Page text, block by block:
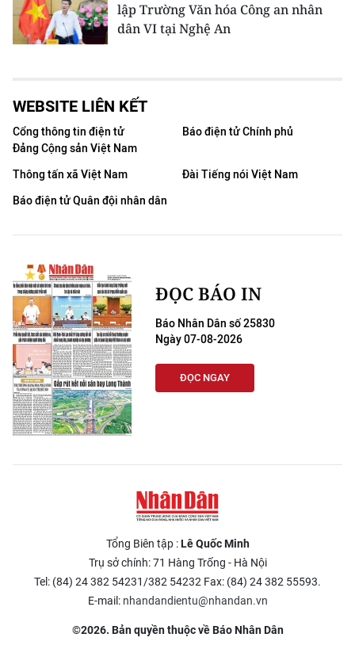
lập Trường Văn hóa Công an nhân
dân VI tại Nghệ An
WEBSITE LIÊN KẾT
Cổng thông tin điện tử
Đảng Cộng sản Việt Nam
Báo điện tử Chính phủ
Thông tấn xã Việt Nam
Đài Tiếng nói Việt Nam
Báo điện tử Quân đội nhân dân
ĐỌC BÁO IN
Báo Nhân Dân số 25830
Ngày 07-08-2026
ĐỌC NGAY
Tổng Biên tập :Lê Quốc Minh
Trụ sở chính: 71 Hàng Trống - Hà Nội
Tel: (84) 24 382 54231/382 54232 Fax: (84) 24 382 55593.
E-mail: nhandandientu@nhandan.vn
©2026. Bản quyền thuộc về Báo Nhân Dân